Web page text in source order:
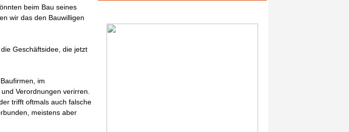
beim Bau seines
wir das den Bauwilligen
Geschäftsidee, die jetzt
im
Verordnungen verirren.
trifft oftmals auch falsche
meistens aber